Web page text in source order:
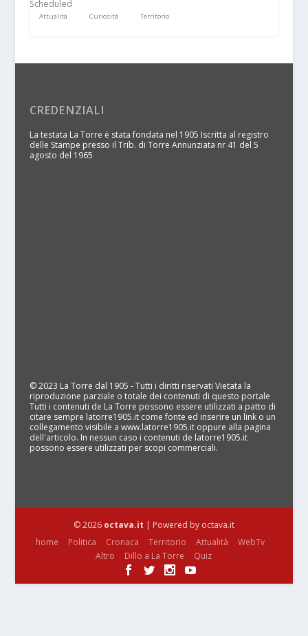
Scheduled
Attualità Curiosità Territorio
CREDENZIALI
La testata La Torre è stata fondata nel 1905 Iscritta al registro
delle Stampe presso il Trib. di Torre Annunziata nr 41 del 5
agosto del 1965
© 2023 La Torre dal 1905 - Tutti i diritti riservati Vietata la
riproduzione parziale o totale dei contenuti di questo portale
Tutti i contenuti de La Torre possono essere utilizzati a patto di
citare sempre latorre1905.it come fonte ed inserire un link o un
collegamento visibile a www.latorre1905.it oppure alla pagina
dell'articolo. In nessun caso i contenuti de latorre1905.it
possono essere utilizzati per scopi commerciali.
© 2026 octava.it | Powered by octava.it
home
Politica Cronaca Territorio Attualità
WebTv
Altro
Dillo a La Torre Quiz